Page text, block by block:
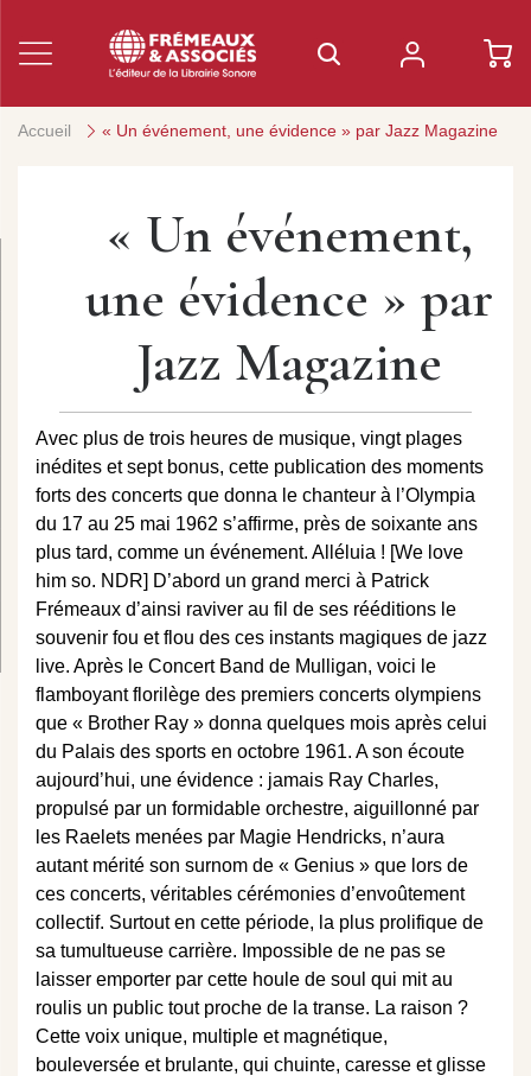
Accueil « Un événement, une évidence » par Jazz Magazine
« Un événement,
une évidence » par
Jazz Magazine
Avec plus de trois heures de musique, vingt plages
inédites et sept bonus, cette publication des moments
forts des concerts que donna le chanteur à l’Olympia
du 17 au 25 mai 1962 s’affirme, près de soixante ans
plus tard, comme un événement. Alléluia ! [We love
him so. NDR] D’abord un grand merci à Patrick
Frémeaux d’ainsi raviver au fil de ses rééditions le
souvenir fou et flou des ces instants magiques de jazz
live. Après le Concert Band de Mulligan, voici le
flamboyant florilège des premiers concerts olympiens
que « Brother Ray » donna quelques mois après celui
du Palais des sports en octobre 1961. A son écoute
aujourd’hui, une évidence : jamais Ray Charles,
propulsé par un formidable orchestre, aiguillonné par
les Raelets menées par Magie Hendricks, n’aura
autant mérité son surnom de « Genius » que lors de
ces concerts, véritables cérémonies d’envoûtement
collectif. Surtout en cette période, la plus prolifique de
sa tumultueuse carrière. Impossible de ne pas se
laisser emporter par cette houle de soul qui mit au
roulis un public tout proche de la transe. La raison ?
Cette voix unique, multiple et magnétique,
bouleversée et brulante, qui chuinte, caresse et glisse